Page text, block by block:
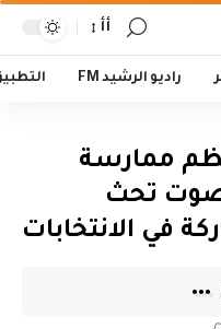
أأ
راديو الرشيد FM
ممارسة
تحث
في الانتخابات